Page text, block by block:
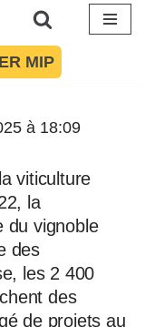
MIP
à 18:09
viticulture
la
du vignoble
des
les 2 400
des
de projets au